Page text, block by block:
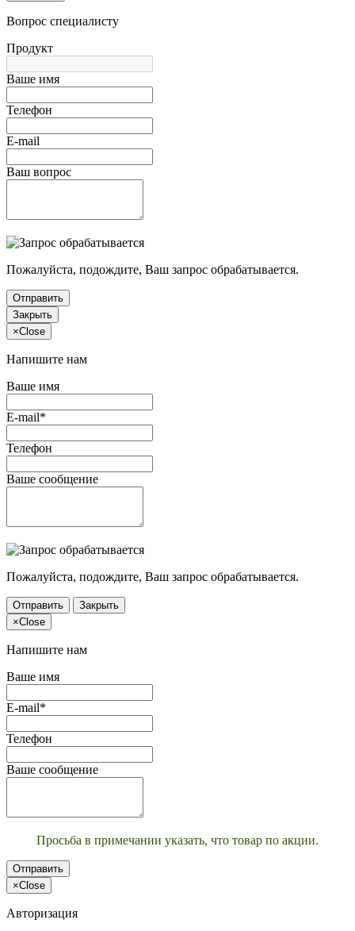
Вопрос специалисту
Продукт
Ваше имя
Телефон
E-mail
Ваш вопрос
Пожалуйста, подождите, Ваш запрос обрабатывается.
Отправить
Закрыть
×Close
Напишите нам
Ваше имя
E-mail*
Телефон
Ваше сообщение
Пожалуйста, подождите, Ваш запрос обрабатывается.
Отправить
Закрыть
×Close
Напишите нам
Ваше имя
E-mail*
Телефон
Ваше сообщение
Просьба в примечании указать, что товар по акции.
Отправить
×Close
Авторизация